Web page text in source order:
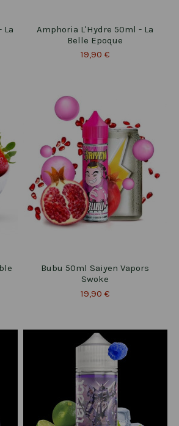
La
Amphoria L'Hydre 50ml - La
Belle Epoque
19,90 €
Bubu 50ml Saiyen Vapors
Swoke
19,90 €